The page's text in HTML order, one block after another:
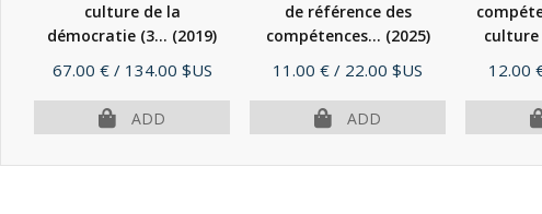
culture de la
démocratie (3... (2019)
Price
67.00 € / 134.00 $US
ADD
de référence des
compétences... (2025)
Price
11.00 € / 22.00 $US
ADD
culture
Price
12.00